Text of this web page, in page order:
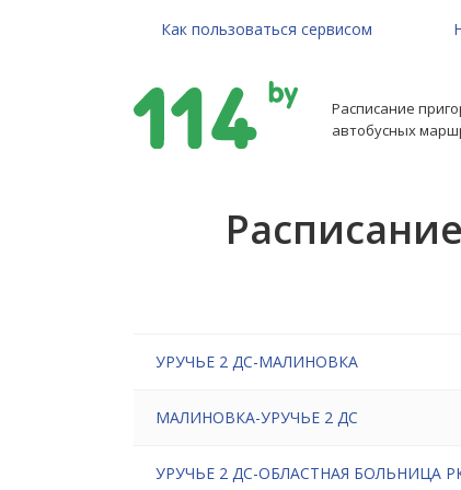
Как пользоваться сервисом
Расписание
автобусных
УРУЧЬЕ 2 ДС-МАЛИНОВКА
МАЛИНОВКА-УРУЧЬЕ 2 ДС
УРУЧЬЕ 2 ДС-ОБЛАСТНАЯ БОЛЬНИЦА